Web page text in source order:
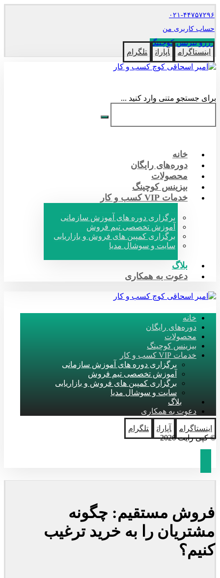
۰۲۱-۴۴۷۵۷۲۹۶
حساب کاربری من
رزرو بیزنس کوچینگ
اینستاگرام
آپارات تلگرام
برای جستجو متنی وارد کنید ...
خانه
دوره‌های رایگان
محصولات
بیزینس کوچینگ
خدمات VIP کسب و کار
برگزاری دوره های آموزش سازمانی
آموزش تخصصی تیم فروش
برگزاری کمپین های فروش و بازاریابی
سایت و سوشال مدیا
بلاگ
دعوت به همکاری
خانه
دوره‌های رایگان
محصولات
بیزینس کوچینگ
خدمات VIP کسب و کار
برگزاری دوره های آموزش سازمانی
آموزش تخصصی تیم فروش
برگزاری کمپین های فروش و بازاریابی
سایت و سوشال مدیا
بلاگ
دعوت به همکاری
اینستاگرام آپارات
تلگرام
© کپی رایت 2026
فروش مستقیم: چگونه
مشتریان را به خرید ترغیب
کنیم؟